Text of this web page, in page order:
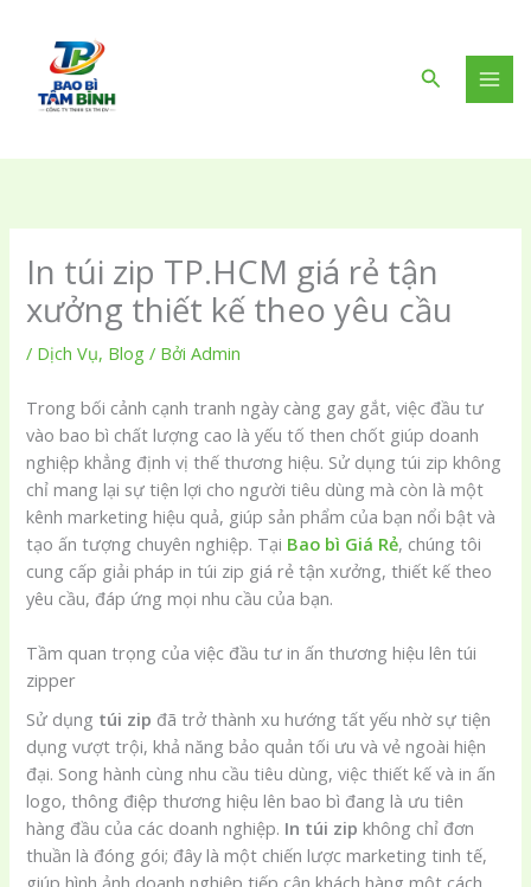
dung
Tìm
kiếm
In túi zip TP.HCM giá rẻ tận
xưởng thiết kế theo yêu cầu
/ Dịch Vụ, Blog / BởiAdmin
Trong bối cảnh cạnh tranh ngày càng gay gắt, việc đầu tư
vào bao bì chất lượng cao là yếu tố then chốt giúp doanh
nghiệp khẳng định vị thế thương hiệu. Sử dụng túi zip không
chỉ mang lại sự tiện lợi cho người tiêu dùng mà còn là một
kênh marketing hiệu quả, giúp sản phẩm của bạn nổi bật và
tạo ấn tượng chuyên nghiệp. Tại Bao bì Giá Rẻ, chúng tôi
cung cấp giải pháp in túi zip giá rẻ tận xưởng, thiết kế theo
yêu cầu, đáp ứng mọi nhu cầu của bạn.
Tầm quan trọng của việc đầu tư in ấn thương hiệu lên túi
zipper
Sử dụng túi zip đã trở thành xu hướng tất yếu nhờ sự tiện
dụng vượt trội, khả năng bảo quản tối ưu và vẻ ngoài hiện
đại. Song hành cùng nhu cầu tiêu dùng, việc thiết kế và in ấn
logo, thông điệp thương hiệu lên bao bì đang là ưu tiên
hàng đầu của các doanh nghiệp. In túi zip không chỉ đơn
thuần là đóng gói; đây là một chiến lược marketing tinh tế,